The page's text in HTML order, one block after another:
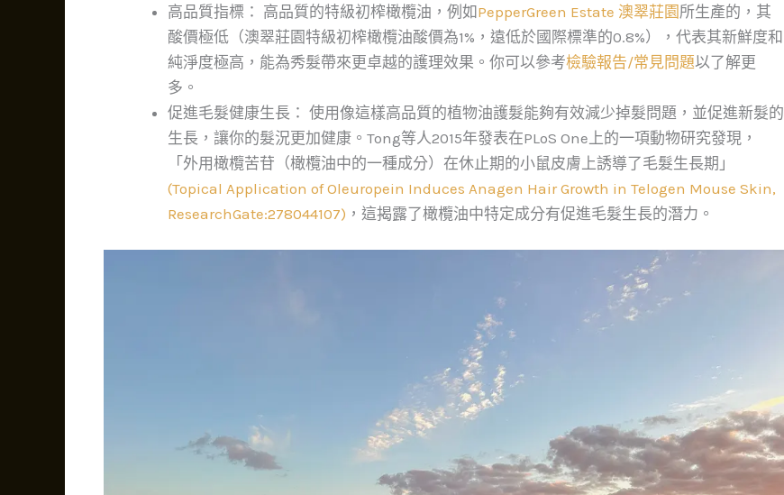
高品質指標： 高品質的特級初榨橄欖油，例如 PepperGreen Estate 澳翠莊園 所生產的，其
酸價極低（澳翠莊園特級初榨橄欖油酸價為1%，遠低於國際標準的0.8%），代表其新鮮度和
純淨度極高，能為秀髮帶來更卓越的護理效果。你可以參考檢驗報告/常見問題以了解更
多。
促進毛髮健康生長： 使用像這樣高品質的植物油護髮能夠有效減少掉髮問題，並促進新髮的
生長，讓你的髮況更加健康。Tong等人2015年發表在PLoS One上的一項動物研究發現，
「外用橄欖苦苷（橄欖油中的一種成分）在休止期的小鼠皮膚上誘導了毛髮生長期」
(Topical Application of Oleuropein Induces Anagen Hair Growth in Telogen Mouse Skin,
ResearchGate:278044107) ，這揭露了橄欖油中特定成分有促進毛髮生長的潛力。